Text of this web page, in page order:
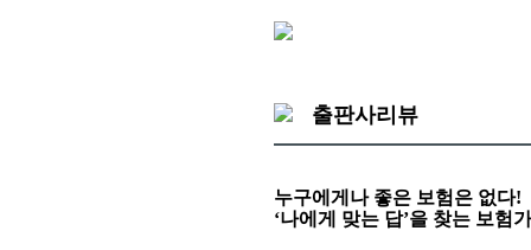
출판사리뷰
누구에게나 좋은 보험은 없다!
‘나에게 맞는 답’을 찾는 보험